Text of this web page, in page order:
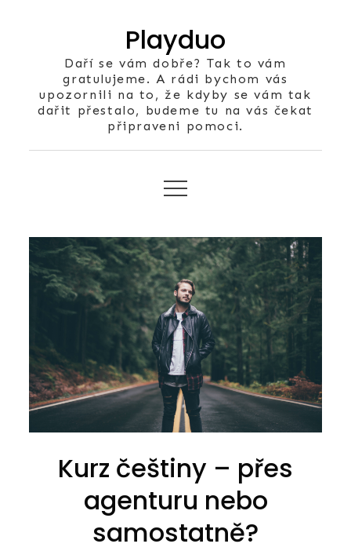
Playduo
Daří se vám dobře? Tak to vám
gratulujeme. A rádi bychom vás
upozornili na to, že kdyby se vám tak
dařit přestalo, budeme tu na vás čekat
připraveni pomoci.
Kurz češtiny – přes
agenturu nebo
samostatně?